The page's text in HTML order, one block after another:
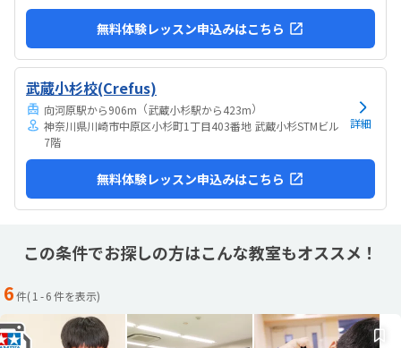
無料体験レッスン申込みはこちら
武蔵小杉校(Crefus)
向河原駅から906m （武蔵小杉駅から423m）
神奈川県川崎市中原区小杉町1丁目403番地 武蔵小杉STMビル
7階
詳細
無料体験レッスン申込みはこちら
この条件でお探しの方はこんな教室もオススメ！
6件(1 -6件を表示)